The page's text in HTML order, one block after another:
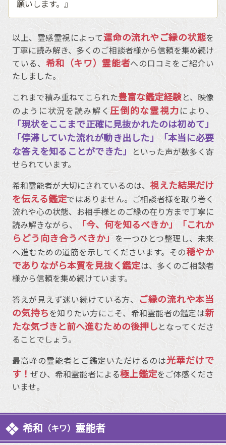
願いします。』
以上、霊感霊視によって運命の流れやご縁の状態を
丁寧に読み解き、多くのご相談者様から信頼を集め続け
ている、 希和（キワ）霊能者への口コミをご紹介い
たしました。
これまで積み重ねてこられた豊富な鑑定経験と、映像
のように状況を読み解く圧倒的な霊視力により、
「現状をここまで正確に見抜かれたのは初めて」
「停滞していた流れが動き出した」「本当に必要
な答えを知ることができた」
といった声が数多く寄
せられています。
希和霊能者が大切にされているのは、視えた結果だけ
を伝える鑑定ではありません。ご相談者様を取り巻く
流れや心の状態、お相手様とのご縁の在り方まで丁寧に
読み解きながら、
「今、何を知るべきか」「これか
らどう向き合うべきか」 を一つひとつ整理し、未来
へ進むための道筋を示してくださいます。その穏やか
でありながら本質を見抜く鑑定は、多くのご相談者
様から信頼を集め続けています。
答えが見えず迷い続けている方、 ご縁の流れや本当
の気持ちを知りたい方にこそ、希和霊能者の鑑定は新
たな気づきと前へ進むための後押しとなってくださ
ることでしょう。
最高峰の霊能者とご鑑定いただけるのは光華だけで
す！ぜひ、希和霊能者による極上鑑定をご体感くださ
いませ。
希和 （キワ） 霊能者